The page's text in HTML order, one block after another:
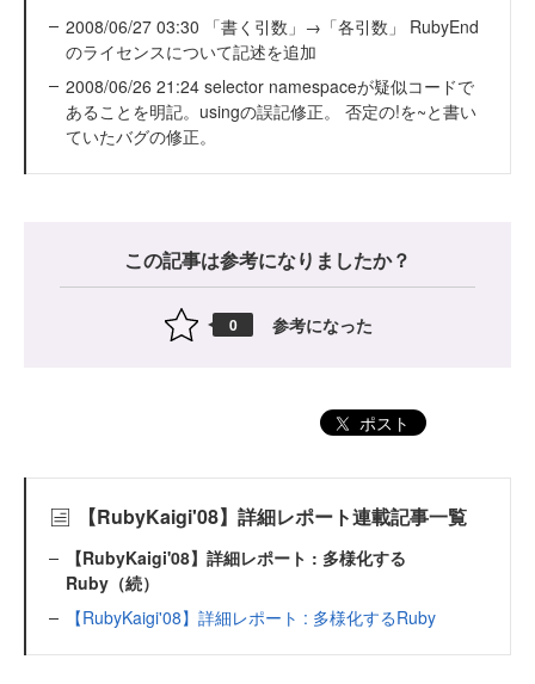
2008/06/27 03:30 「書く引数」→「各引数」 RubyEnd
のライセンスについて記述を追加
2008/06/26 21:24 selector namespaceが疑似コードで
あることを明記。usingの誤記修正。 否定の!を~と書い
ていたバグの修正。
この記事は参考になりましたか？
0 参考になった
ポスト
【RubyKaigi'08】詳細レポート連載記事一覧
【RubyKaigi'08】詳細レポート : 多様化する
Ruby（続）
【RubyKaigi'08】詳細レポート : 多様化するRuby